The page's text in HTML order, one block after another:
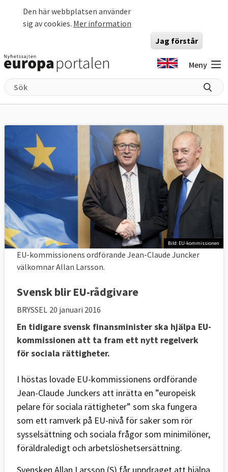
Den här webbplatsen använder
sig av cookies. Mer information
Jag förstår
Meny
Bild: EU-kommissionen
EU-kommissionens ordförande Jean-Claude Juncker
välkomnar Allan Larsson.
Svensk blir EU-rådgivare
BRYSSEL 20 januari 2016
En tidigare svensk finansminister ska hjälpa EU-
kommissionen att ta fram ett nytt regelverk
för sociala rättigheter.
I höstas lovade EU-kommissionens ordförande
Jean-Claude Junckers att inrätta en ”europeisk
pelare för sociala rättigheter” som ska fungera
som ett ramverk på EU-nivå för saker som rör
sysselsättning och sociala frågor som minimilöner,
föräldraledigt och arbetslöshetsersättning.
Svensken Allan Larsson (S) får uppdraget att hjälpa